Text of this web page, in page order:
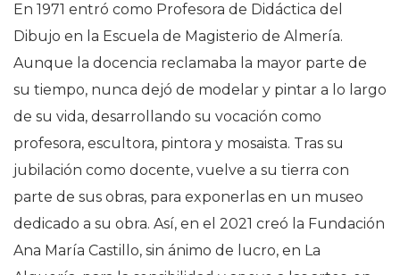
En 1971 entró como Profesora de Didáctica del
Dibujo en la Escuela de Magisterio de Almería.
Aunque la docencia reclamaba la mayor parte de
su tiempo, nunca dejó de modelar y pintar a lo largo
de su vida, desarrollando su vocación como
profesora, escultora, pintora y mosaista. Tras su
jubilación como docente, vuelve a su tierra con
parte de sus obras, para exponerlas en un museo
dedicado a su obra. Así, en el 2021 creó la Fundación
Ana María Castillo, sin ánimo de lucro, en La